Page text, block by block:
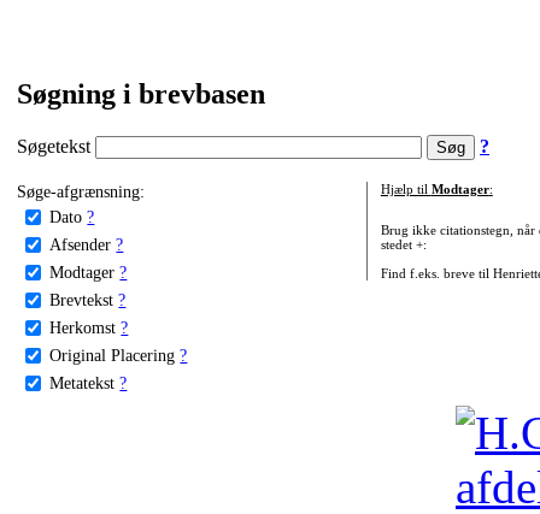
Søgning i brevbasen
Søgetekst ?
Søge-afgrænsning:
Dato ?
Afsender ?
Modtager ?
Brevtekst ?
Herkomst ?
Original Placering ?
Metatekst ?
Hjælp til Modtager:
Brug ikke citationstegn, når
stedet +:
Find f.eks. breve til